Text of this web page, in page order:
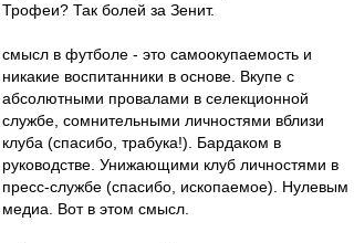
Трофеи? Так болей за Зенит.
смысл в футболе - это самоокупаемость и
никакие воспитанники в основе. Вкупе с
абсолютными провалами в селекционной
службе, сомнительными личностями вблизи
клуба (спасибо, трабука!). Бардаком в
руководстве. Унижающими клуб личностями в
пресс-службе (спасибо, ископаемое). Нулевым
медиа. Вот в этом смысл.